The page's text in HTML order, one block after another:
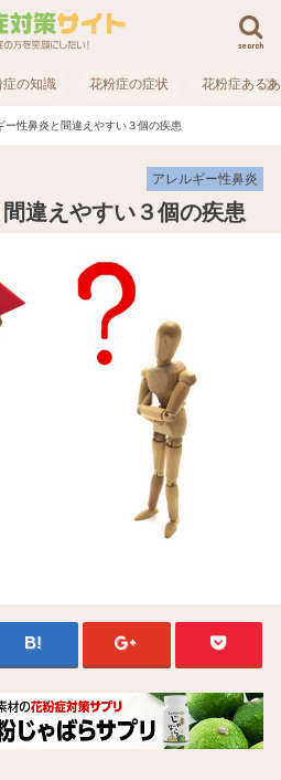
search
症の知識 花粉症の症状 花粉症ある
ー性鼻炎と間違えやすい３個の疾患
アレルギー性鼻炎
違えやすい３個の疾患